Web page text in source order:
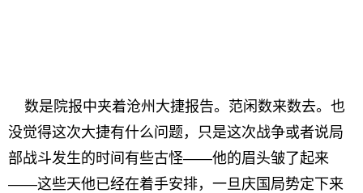
数是院报中夹着沧州大捷报告。范闲数来数去。也
没觉得这次大捷有什么问题，只是这次战争或者说局
部战斗发生的时间有些古怪——他的眉头皱了起来
——这些天他已经在着手安排，一旦庆国局势定下来